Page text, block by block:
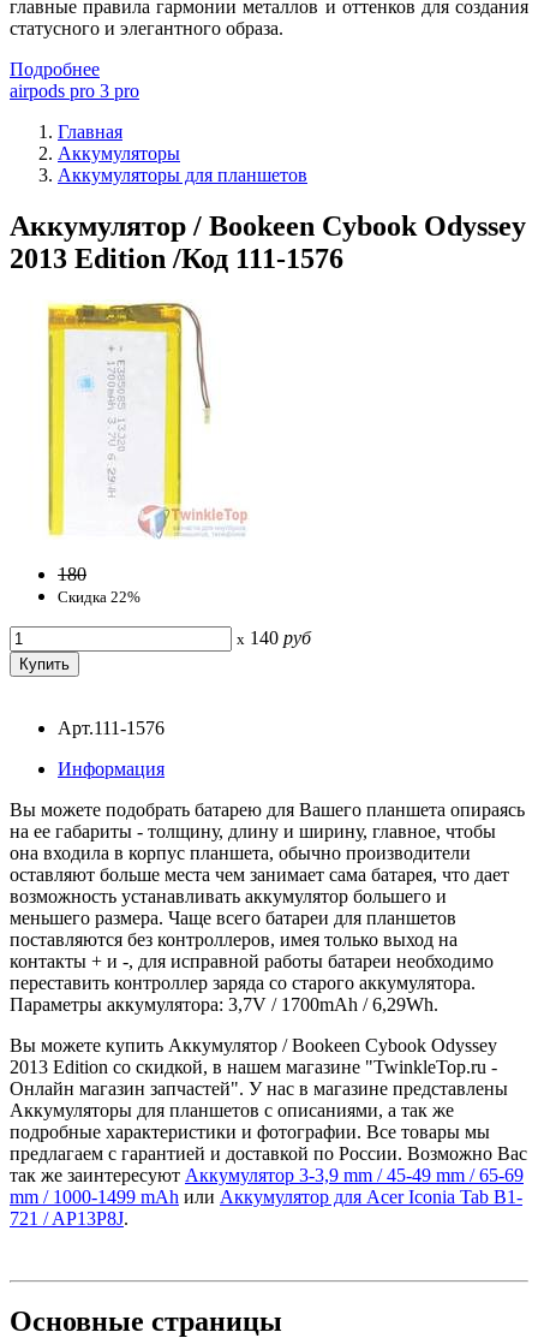
главные правила гармонии металлов и оттенков для создания
статусного и элегантного образа.
Подробнее
airpods pro 3 pro
Главная
Аккумуляторы
Аккумуляторы для планшетов
Аккумулятор / Bookeen Cybook Odyssey
2013 Edition /Код 111-1576
180
Скидка 22%
x 140 руб
Арт.111-1576
Информация
Вы можете подобрать батарею для Вашего планшета опираясь
на ее габариты - толщину, длину и ширину, главное, чтобы
она входила в корпус планшета, обычно производители
оставляют больше места чем занимает сама батарея, что дает
возможность устанавливать аккумулятор большего и
меньшего размера. Чаще всего батареи для планшетов
поставляются без контроллеров, имея только выход на
контакты + и -, для исправной работы батареи необходимо
переставить контроллер заряда со старого аккумулятора.
Параметры аккумулятора: 3,7V / 1700mAh / 6,29Wh.
Вы можете купить Аккумулятор / Bookeen Cybook Odyssey
2013 Edition со скидкой, в нашем магазине "TwinkleTop.ru -
Онлайн магазин запчастей". У нас в магазине представлены
Аккумуляторы для планшетов с описаниями, а так же
подробные характеристики и фотографии. Все товары мы
предлагаем с гарантией и доставкой по России. Возможно Вас
так же заинтересуют Аккумулятор 3-3,9 mm / 45-49 mm / 65-69
mm / 1000-1499 mAh или Аккумулятор для Acer Iconia Tab B1-
721 / AP13P8J.
Основные страницы